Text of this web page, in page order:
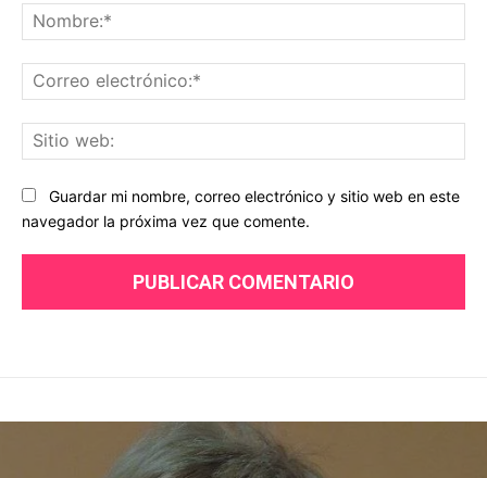
Guardar mi nombre, correo electrónico y sitio web en este
navegador la próxima vez que comente.